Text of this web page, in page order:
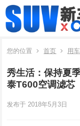
您的位置 首页 用车
秀生活：保持夏
泰T600空调滤芯
发布于 2018年5月3日